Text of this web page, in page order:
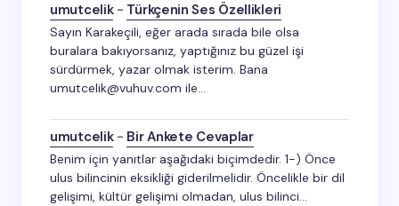
umutcelik- Türkçenin Ses Özellikleri
Sayın Karakeçili, eğer arada sırada bile olsa
buralara bakıyorsanız, yaptığınız bu güzel işi
sürdürmek, yazar olmak isterim. Bana
umutcelik@vuhuv.com ile…
umutcelik- Bir Ankete Cevaplar
Benim için yanıtlar aşağıdaki biçimdedir. 1-) Önce
ulus bilincinin eksikliği giderilmelidir. Öncelikle bir dil
gelişimi, kültür gelişimi olmadan, ulus bilinci…